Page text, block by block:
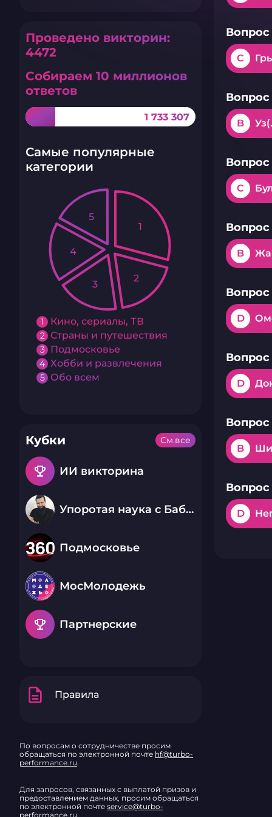
Проведено викторин:
4472
Собираем 10 миллионов
ответов
1 733 307
Самые популярные
категории
1 Кино, сериалы, ТВ
2 Страны и путешествия
3 Подмосковье
4 Хобби и развлечения
5 Обо всем
1
2
3
4
5
Кубки
emoji_events ИИ викторина
Упоротая наука с Бабаем Лютым
Подмосковье
МосМолодежь
emoji_events Партнерские
См.все
description Правила
По вопросам о сотрудничестве просим
обращаться по электронной почте hf@turbo-
performance.ru.
Для запросов, связанных с выплатой призов и
предоставлением данных, просим обращаться
по электронной почте service@turbo-
performance.ru.
Вопрос
C
Вопрос
B
Вопрос
C
Вопрос
B
Вопрос
D
Вопрос
D
Вопрос
B
Вопрос
D